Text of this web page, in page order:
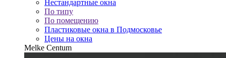
Нестандартные окна
По типу
По помещению
Пластиковые окна в Подмосковье
Цены на окна
Melke Centum